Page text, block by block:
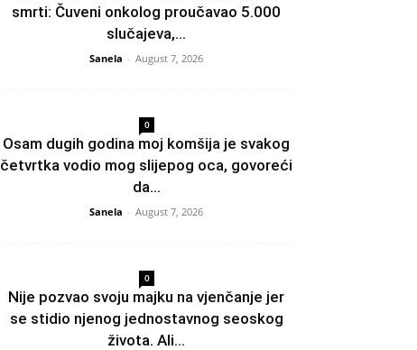
smrti: Čuveni onkolog proučavao 5.000
slučajeva,...
Sanela - August 7, 2026
0
Osam dugih godina moj komšija je svakog
četvrtka vodio mog slijepog oca, govoreći
da...
Sanela - August 7, 2026
0
Nije pozvao svoju majku na vjenčanje jer
se stidio njenog jednostavnog seoskog
života. Ali...